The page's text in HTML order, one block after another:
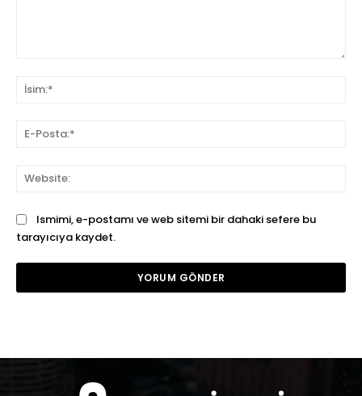
Ismimi, e-postamı ve web sitemi bir dahaki sefere bu
tarayıcıya kaydet.